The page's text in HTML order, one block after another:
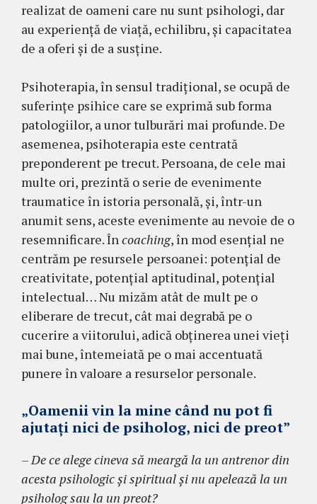
realizat de oameni care nu sunt psihologi, dar
au experiență de viaţă, echilibru, şi capacitatea
de a oferi şi de a susţine.
Psihoterapia, în sensul tradițional, se ocupă de
suferințe psihice care se exprimă sub forma
patologiilor, a unor tulburări mai profunde. De
asemenea, psihoterapia este centrată
preponderent pe trecut. Persoana, de cele mai
multe ori, prezintă o serie de evenimente
traumatice în istoria personală, și, într-un
anumit sens, aceste evenimente au nevoie de o
resemnificare. Încoaching, în mod esențial ne
centrăm pe resursele persoanei: potențial de
creativitate, potențial aptitudinal, potențial
intelectual… Nu mizăm atât de mult pe o
eliberare de trecut, cât mai degrabă pe o
cucerire a viitorului, adică obţinerea unei vieți
mai bune, întemeiată pe o mai accentuată
punere în valoare a resurselor personale.
„Oamenii vin la mine când nu pot fi
ajutaţi nici de psiholog, nici de preot”
– De ce alege cineva să meargă la un antrenor din
acesta psihologic şi spiritual şi nu apelează la un
psiholog sau la un preot?